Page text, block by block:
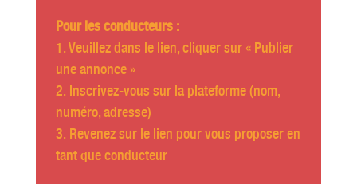
Pour les conducteurs :
1. Veuillez dans le lien, cliquer sur « Publier
une annonce »
2. Inscrivez-vous sur la plateforme (nom,
numéro, adresse)
3. Revenez sur le lien pour vous proposer en
tant que conducteur